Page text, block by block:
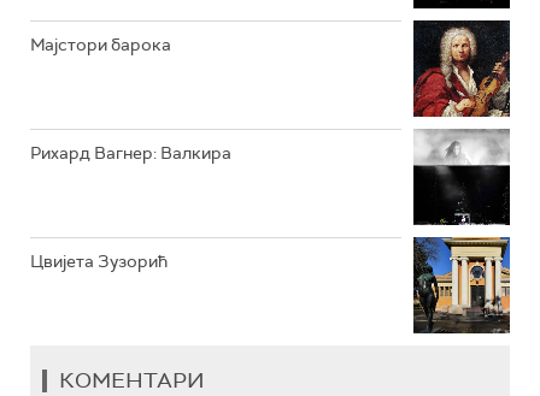
Мајстори барока
Рихард Вагнер: Валкира
Цвијета Зузорић
КОМЕНТАРИ